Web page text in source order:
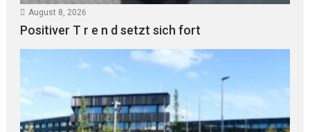
August 8, 2026
Positiver T r e n d setzt sich fort